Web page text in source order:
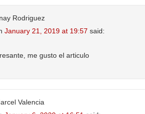
Rodriguez
January 21, 2019 at 19:57 said:
me gusto el articulo
Valencia